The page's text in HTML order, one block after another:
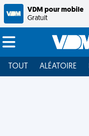
VDM pour mobile
Gratuit
TOUT ALÉATOIRE